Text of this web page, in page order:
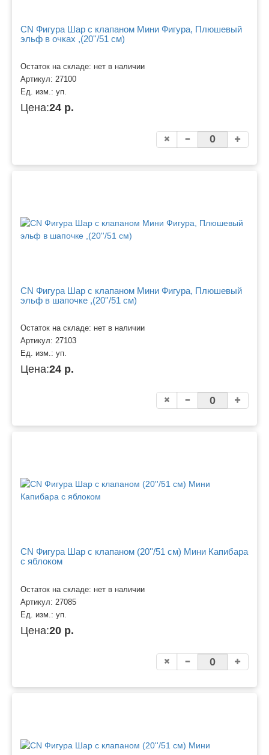
CN Фигура Шар с клапаном Мини Фигура, Плюшевый
эльф в очках ,(20''/51 см)
Остаток на складе: нет в наличии
Артикул: 27100
Ед. изм.: уп.
Цена:24 р.
CN Фигура Шар с клапаном Мини Фигура, Плюшевый
эльф в шапочке ,(20''/51 см)
Остаток на складе: нет в наличии
Артикул: 27103
Ед. изм.: уп.
Цена:24 р.
CN Фигура Шар с клапаном (20''/51 см) Мини Капибара
с яблоком
Остаток на складе: нет в наличии
Артикул: 27085
Ед. изм.: уп.
Цена:20 р.